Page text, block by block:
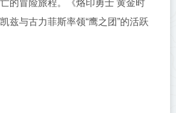
的冒险旅程。《烙印勇士 黄金时
兹与古力菲斯率领“鹰之团”的活跃